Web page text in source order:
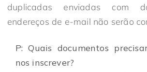
duplicadas enviadas com
endereços de e-mail não serão
P: Quais documentos
nos inscrever?